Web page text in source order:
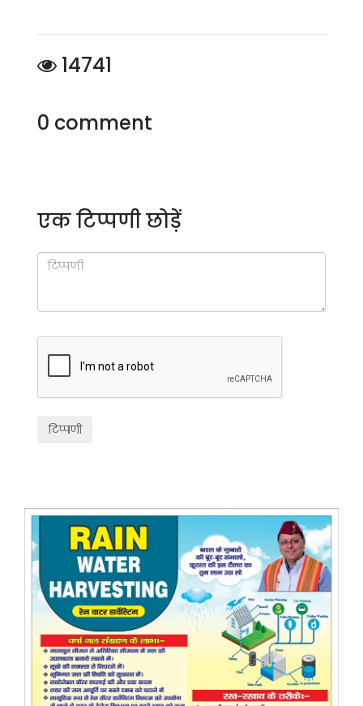
14741
0 comment
एक टिप्पणी छोड़ें